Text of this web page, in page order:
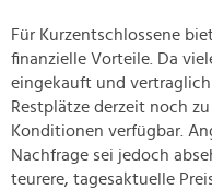
Für Kurzentschlossene
finanzielle Vorteile. Da
eingekauft und
Restplätze derzeit noch
Konditionen verfügbar.
Nachfrage sei jedoch
teurere, tagesaktuelle